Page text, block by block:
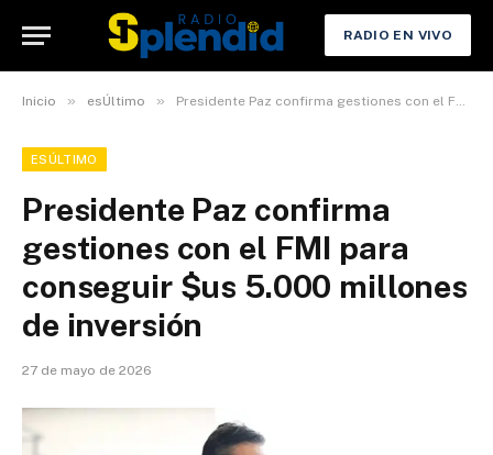
RADIO EN VIVO
Inicio » esÚltimo » Presidente Paz confirma gestiones con el FMI para conseguir $us 5.000 millones de inversión
ESÚLTIMO
Presidente Paz confirma
gestiones con el FMI para
conseguir $us 5.000 millones
de inversión
27 de mayo de 2026